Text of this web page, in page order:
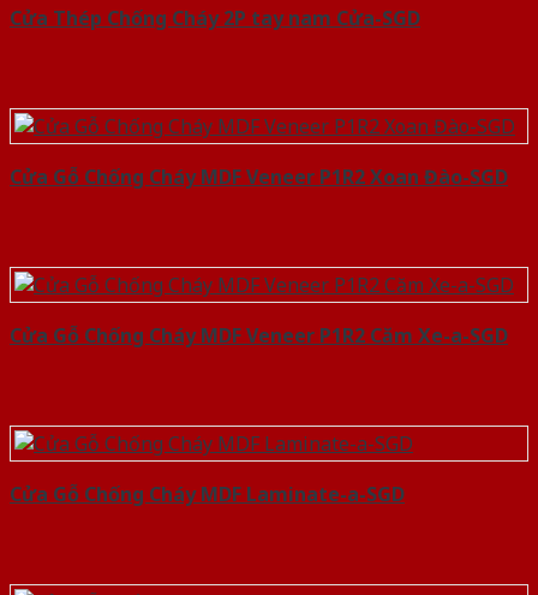
Cửa Thép Chống Cháy 2P tay nam Cửa-SGD
Cửa Gỗ Chống Cháy MDF Veneer P1R2 Xoan Đào-SGD
Cửa Gỗ Chống Cháy MDF Veneer P1R2 Căm Xe-a-SGD
Cửa Gỗ Chống Cháy MDF Laminate-a-SGD